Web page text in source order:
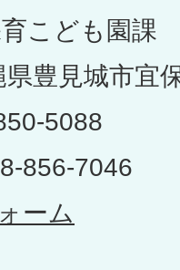
こども園課
豊見城市宜
5088
856-7046
ーム